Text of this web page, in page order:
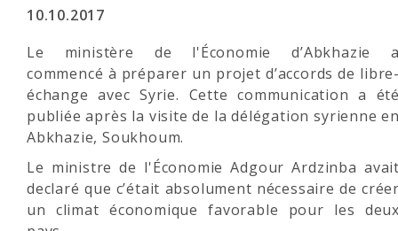
10.10.2017
Le ministère de l'Économie d’Abkhazie
commencé à préparer un projet d’accords de
échange avec Syrie. Cette communication a
publiée après la visite de la délégation syrienne
Abkhazie, Soukhoum.
Le ministre de l'Économie Adgour Ardzinba
declaré que c’était absolument nécessaire de
un climat économique favorable pour les